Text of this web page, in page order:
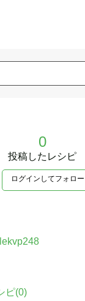
0
投稿したレシピ
ログインしてフォロー
ピ(0)